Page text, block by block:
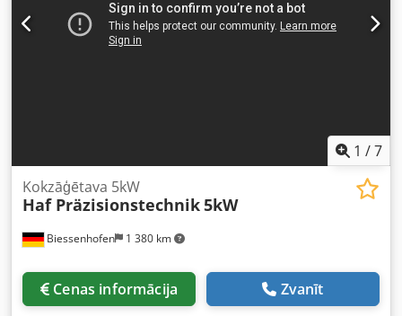
1 /7
Biessenhofen 1 380 km
Kokzāģētava 5kW
Haf Präzisionstechnik5kW
Cenas informācija Zvanīt